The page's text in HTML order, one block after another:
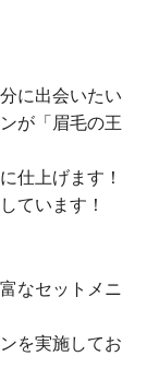
に出会いたい
が「眉毛の王
仕上げます！
ています！
なセットメニ
を実施してお